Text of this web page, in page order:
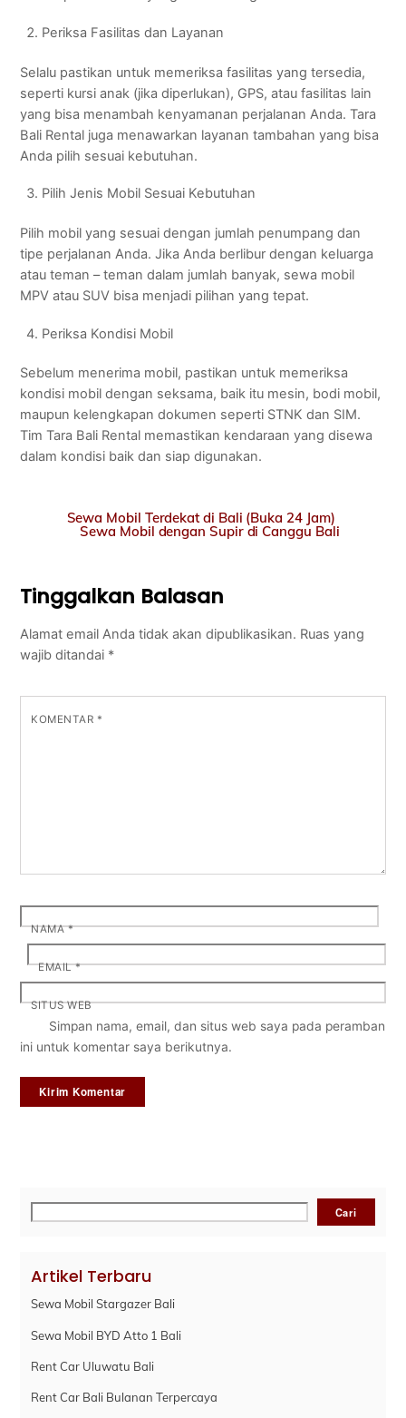
Periksa Fasilitas dan Layanan
Selalu pastikan untuk memeriksa fasilitas yang tersedia,
seperti kursi anak (jika diperlukan), GPS, atau fasilitas lain
yang bisa menambah kenyamanan perjalanan Anda. Tara
Bali Rental juga menawarkan layanan tambahan yang bisa
Anda pilih sesuai kebutuhan.
Pilih Jenis Mobil Sesuai Kebutuhan
Pilih mobil yang sesuai dengan jumlah penumpang dan
tipe perjalanan Anda. Jika Anda berlibur dengan keluarga
atau teman – teman dalam jumlah banyak, sewa mobil
MPV atau SUV bisa menjadi pilihan yang tepat.
Periksa Kondisi Mobil
Sebelum menerima mobil, pastikan untuk memeriksa
kondisi mobil dengan seksama, baik itu mesin, bodi mobil,
maupun kelengkapan dokumen seperti STNK dan SIM.
Tim Tara Bali Rental memastikan kendaraan yang disewa
dalam kondisi baik dan siap digunakan.
Sewa Mobil Terdekat di Bali (Buka 24 Jam)
Sewa Mobil dengan Supir di Canggu Bali
Tinggalkan Balasan
Alamat email Anda tidak akan dipublikasikan. Ruas yang
wajib ditandai *
KOMENTAR *
NAMA*
EMAIL*
SITUS WEB
Simpan nama, email, dan situs web saya pada peramban
ini untuk komentar saya berikutnya.
Cari Cari
Artikel Terbaru
Sewa Mobil Stargazer Bali
Sewa Mobil BYD Atto 1 Bali
Rent Car Uluwatu Bali
Rent Car Bali Bulanan Terpercaya